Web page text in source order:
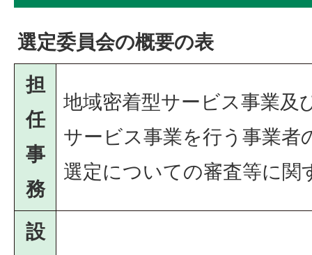
選定委員会の概要の表
担
任
事
務
地域密着型サービス事業及
サービス事業を行う事業者
選定についての審査等に関
設